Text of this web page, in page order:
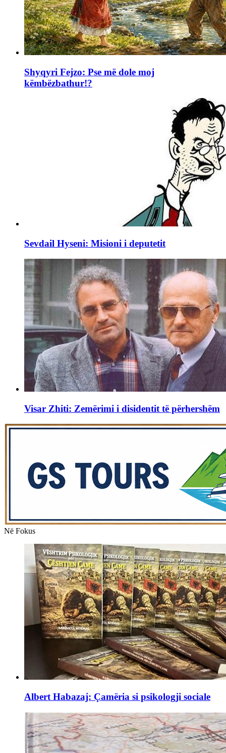
Shyqyri Fejzo: Pse më dole moj
këmbëzbathur!?
Sevdail Hyseni: Misioni i deputetit
Visar Zhiti: Zemërimi i disidentit të përhershëm
Në Fokus
Albert Habazaj: Çamëria si psikologji sociale